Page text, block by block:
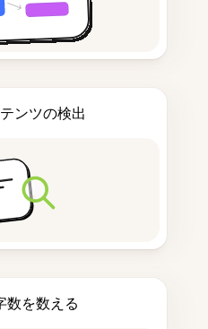
ンツの検出
数を数える